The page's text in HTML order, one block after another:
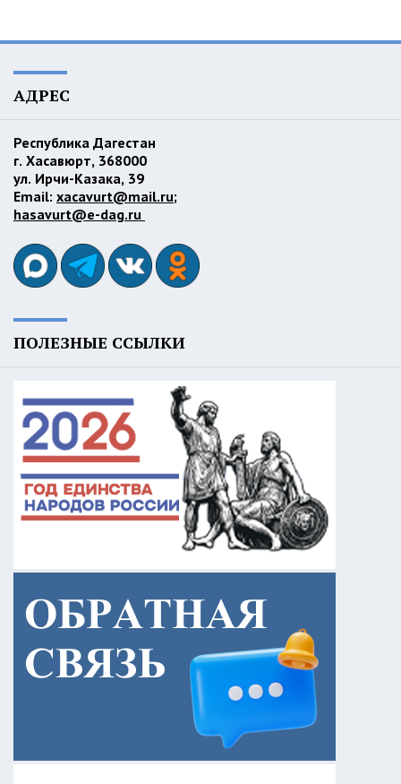
АДРЕС
Республика Дагестан
г. Хасавюрт, 368000
ул. Ирчи-Казака, 39
Email: xacavurt@mail.ru;
hasavurt@e-dag.ru
ПОЛЕЗНЫЕ ССЫЛКИ